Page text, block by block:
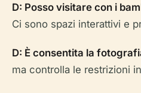
D: Posso visitare con i
Ci sono spazi interattivi e
D: È consentita la
ma controlla le restrizioni